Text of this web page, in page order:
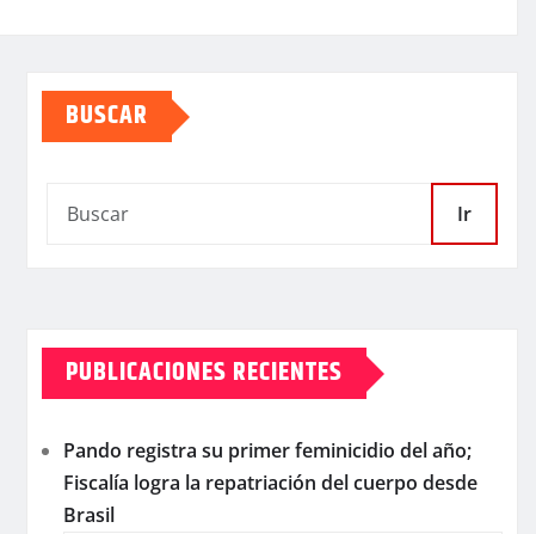
BUSCAR
Ir
PUBLICACIONES RECIENTES
Pando registra su primer feminicidio del año;
Fiscalía logra la repatriación del cuerpo desde
Brasil